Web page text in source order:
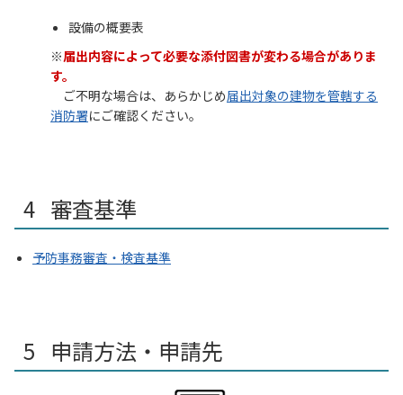
設備の概要表
※届出内容によって必要な添付図書が変わる場合がありま
す。
ご不明な場合は、あらかじめ届出対象の建物を管轄する
消防署にご確認ください。
審査基準
予防事務審査・検査基準
申請方法・申請先